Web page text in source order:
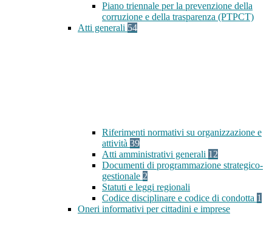
Piano triennale per la prevenzione della
corruzione e della trasparenza (PTPCT)
Atti generali 54
Riferimenti normativi su organizzazione e
attività 39
Atti amministrativi generali 12
Documenti di programmazione strategico-
gestionale 2
Statuti e leggi regionali
Codice disciplinare e codice di condotta 1
Oneri informativi per cittadini e imprese